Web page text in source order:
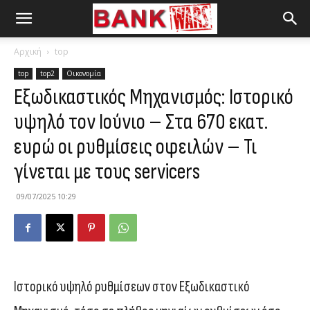
Αρχική top
top top2 Οικονομία
Εξωδικαστικός Μηχανισμός: Ιστορικό
υψηλό τον Ιούνιο – Στα 670 εκατ.
ευρώ οι ρυθμίσεις οφειλών – Τι
γίνεται με τους servicers
09/07/2025 10:29
Ιστορικό υψηλό ρυθμίσεων στον Εξωδικαστικό